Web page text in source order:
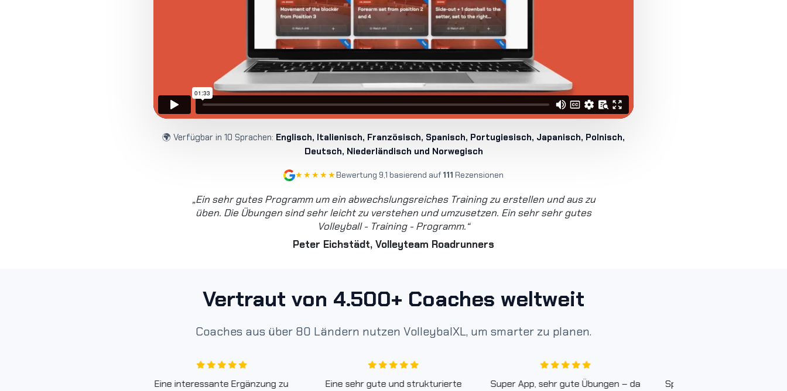
🌍 Verfügbar in 10 Sprachen: Englisch, Italienisch, Französisch, Spanisch, Portugiesisch, Japanisch, Polnisch,
Deutsch, Niederländisch und Norwegisch
★★★★★Bewertung 9,1 basierend auf 111 Rezensionen
„Ein sehr gutes Programm um ein abwechslungsreiches Training zu erstellen und aus zu
üben. Die Übungen sind sehr leicht zu verstehen und umzusetzen. Ein sehr sehr gutes
Volleyball - Training - Programm.“
Peter Eichstädt, Volleyteam Roadrunners
Vertraut von 4.500+ Coaches weltweit
Coaches aus über 80 Ländern nutzen VolleybalXL, um smarter zu planen.
Eine interessante Ergänzung zu
Eine sehr gute und strukturierte
Super App, sehr gute Übungen – da
Spitzen Trainingstool mit